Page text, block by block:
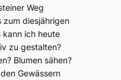
Weg
zum diesjährigen
kann ich heute
zu gestalten?
Blumen sähen?
Gewässern